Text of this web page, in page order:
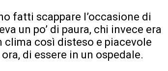
fatti scappare l’occasione di
un po’ di paura, chi invece era
clima così disteso e piacevole
di essere in un ospedale.